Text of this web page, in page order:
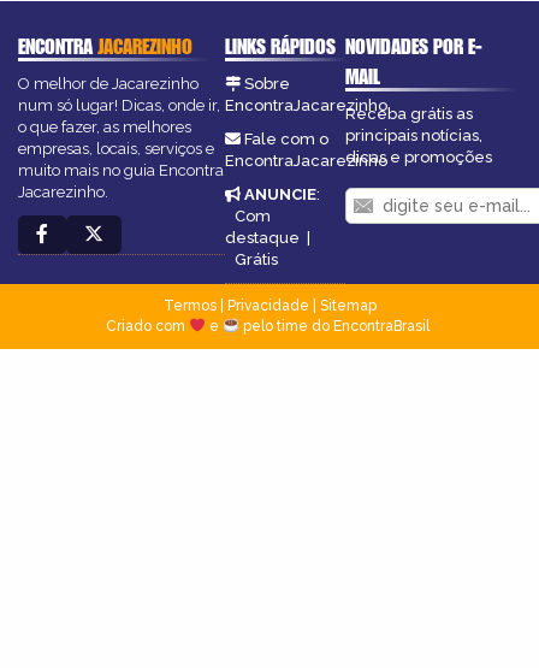
ENCONTRAJACAREZINHO
O melhor de Jacarezinho
num só lugar! Dicas, onde ir,
o que fazer, as melhores
empresas, locais, serviços e
muito mais no guia Encontra
Jacarezinho.
LINKS RÁPIDOS
Sobre
EncontraJacarezinho
Fale com o
EncontraJacarezinho
ANUNCIE:
Com
destaque |
Grátis
NOVIDADES POR E-
MAIL
Receba grátis as
principais notícias,
dicas e promoções
Termos| Privacidade
Sitemap
Criado com
e pelo time do EncontraBrasil